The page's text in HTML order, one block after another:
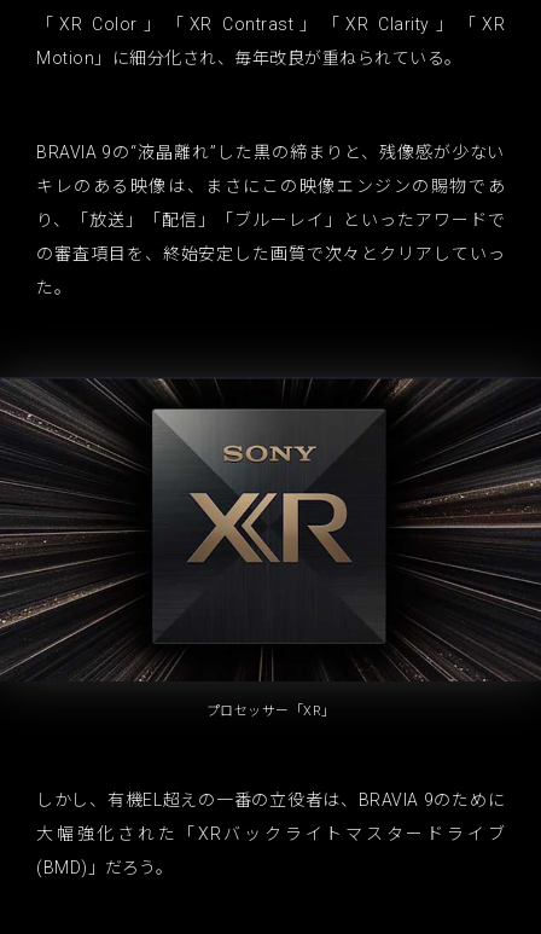
「XR Color」「XR Contrast」「XR Clarity」「XR
Motion」に細分化され、毎年改良が重ねられている。
BRAVIA 9の“液晶離れ”した黒の締まりと、残像感が少ない
キレのある映像は、まさにこの映像エンジンの賜物であ
り、「放送」「配信」「ブルーレイ」といったアワードで
の審査項目を、終始安定した画質で次々とクリアしていっ
た。
プロセッサー「XR」
しかし、有機EL超えの一番の立役者は、BRAVIA 9のために
大幅強化された「XRバックライトマスタードライブ
(BMD)」だろう。